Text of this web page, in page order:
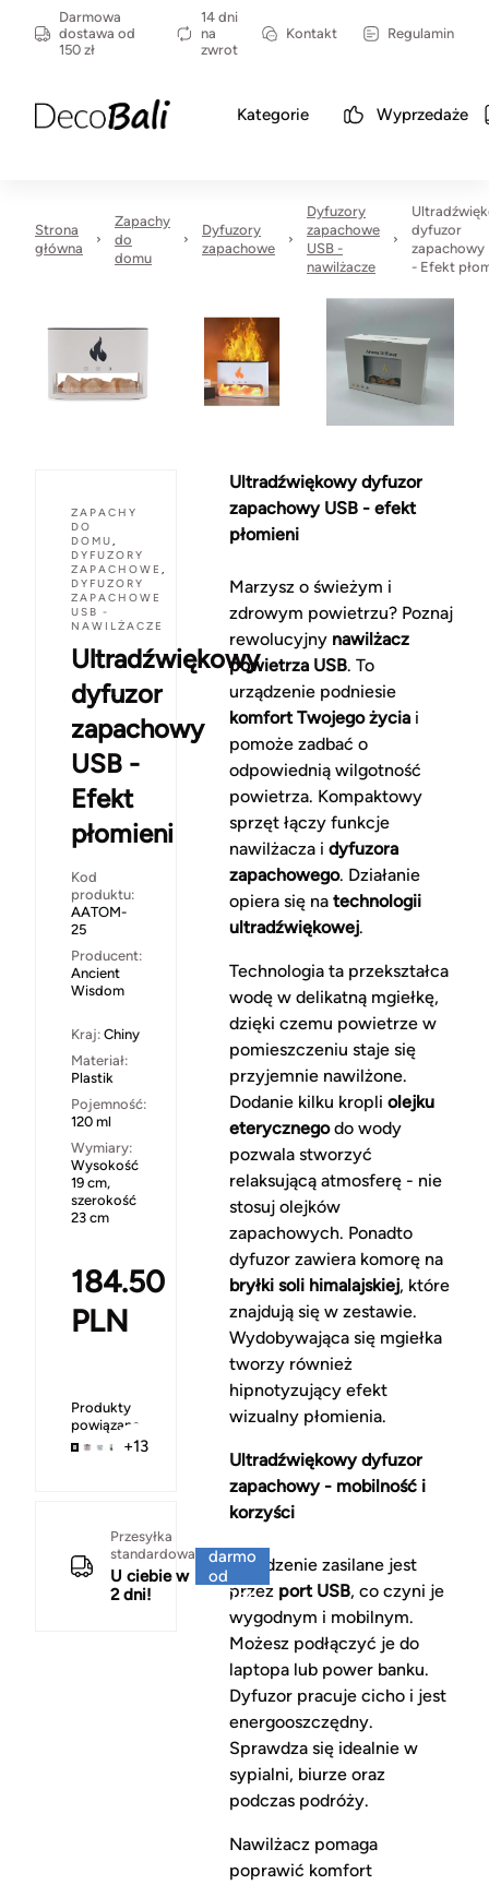
Darmowa
dostawa od
150 zł
14 dni
na
zwrot
Kontakt Regulamin
Kategorie Wyprzedaże
Strona
główna
Zapachy
do
domu
Dyfuzory
zapachowe
Dyfuzory
zapachowe
USB -
nawilżacze
dyfuzor
zapachowy
- Efekt
ZAPACHY
DO
DOMU,
DYFUZORY
ZAPACHOWE ,
DYFUZORY
ZAPACHOWE
USB -
NAWILŻACZE
Ultradźwiękowy
dyfuzor
zapachowy
USB -
Efekt
płomieni
Kod
produktu:
AATOM-
25
Producent:
Ancient
Wisdom
Kraj: Chiny
Materiał:
Plastik
Pojemność:
120 ml
Wymiary:
Wysokość
19 cm,
szerokość
23 cm
184.50
PLN
Produkty
powiązane
+13
Przesyłka
standardowa
U ciebie w
2 dni!
darmo
od
150 zł
Ultradźwiękowy dyfuzor
zapachowy USB - efekt
płomieni
Marzysz o świeżym i
zdrowym powietrzu? Poznaj
rewolucyjny nawilżacz
powietrza USB. To
urządzenie podniesie
komfort Twojego życiai
pomoże zadbać o
odpowiednią wilgotność
powietrza. Kompaktowy
sprzęt łączy funkcje
nawilżacza i dyfuzora
zapachowego. Działanie
opiera się na technologii
ultradźwiękowej.
Technologia ta przekształca
wodę w delikatną mgiełkę,
dzięki czemu powietrze w
pomieszczeniu staje się
przyjemnie nawilżone.
Dodanie kilku kropli olejku
eterycznegodo wody
pozwala stworzyć
relaksującą atmosferę - nie
stosuj olejków
zapachowych. Ponadto
dyfuzor zawiera komorę na
bryłki soli himalajskiej, które
znajdują się w zestawie.
Wydobywająca się mgiełka
tworzy również
hipnotyzujący efekt
wizualny płomienia.
Ultradźwiękowy dyfuzor
zapachowy - mobilność i
korzyści
Urządzenie zasilane jest
przez port USB, co czyni je
wygodnym i mobilnym.
Możesz podłączyć je do
laptopa lub power banku.
Dyfuzor pracuje cicho i jest
energooszczędny.
Sprawdza się idealnie w
sypialni, biurze oraz
podczas podróży.
Nawilżacz pomaga
poprawić komfort